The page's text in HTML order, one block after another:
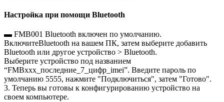
Настройка при помощи Bluetooth
▬ FMB001 Bluetooth включен по умолчанию.
ВключитеBluetooth на вашем ПК, затем выберите добавить
Bluetooth или другое устройство > Bluetooth.
Выберите устройство под названием
“FMBxxx_последние_7_цифр_imei”. Введите пароль по
умолчанию 5555, нажмите "Подключиться", затем "Готово".
3. Теперь вы готовы к конфигурированию устройство на
своем компьютере.